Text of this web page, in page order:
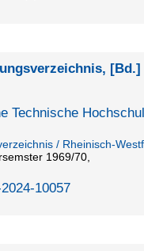
Technische
/ Rheinisch-
1969/70,
10057